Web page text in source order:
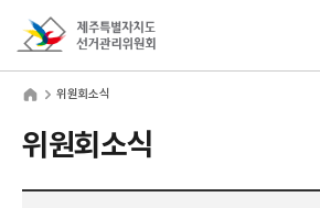
위원회소식
위원회소식